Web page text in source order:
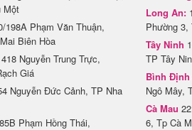
Một
198A Phạm Văn Thuận,
Biên Hòa
418 Nguyễn Trung Trực,
Giá
Nguyễn Đức Cảnh, TP Nha
Phạm Hồng Thái,
Long An:
Phường 3,
Tây Ninh
TP Tây
Bình Định
Ngô Mây,
Cà Mau
6, Tp Cà